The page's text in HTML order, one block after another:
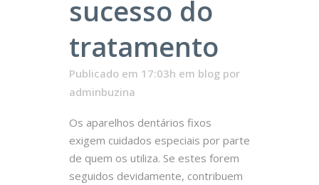
sucesso do
tratamento
Publicado em 17:03h em blog por
adminbuzina
Os aparelhos dentários fixos
exigem cuidados especiais por parte
de quem os utiliza. Se estes forem
seguidos devidamente, contribuem